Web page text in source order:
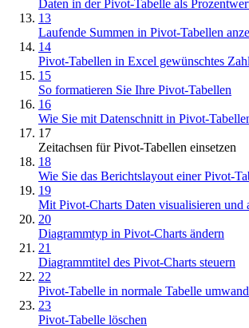
Daten in der Pivot-Tabelle als
13
Laufende Summen in Pivot-Tabellen
14
Pivot-Tabellen in Excel gewünschtes
15
So formatieren Sie Ihre Pivot-Tabellen
16
Wie Sie mit Datenschnitt in Pivot-
17
Zeitachsen für Pivot-Tabellen einsetzen
18
Wie Sie das Berichtslayout einer Pivot-
19
Mit Pivot-Charts Daten visualisieren und
20
Diagrammtyp in Pivot-Charts ändern
21
Diagrammtitel des Pivot-Charts steuern
22
Pivot-Tabelle in normale Tabelle
23
Pivot-Tabelle löschen